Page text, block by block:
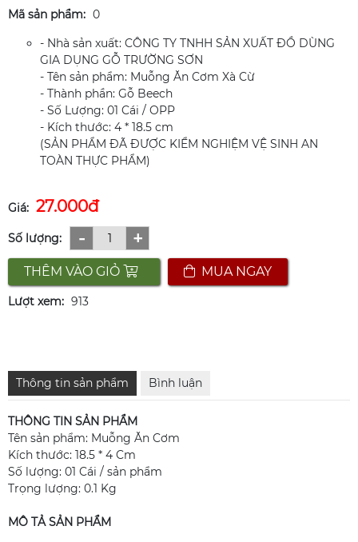
Mã sản phẩm: 0
- Nhà sản xuất: CÔNG TY TNHH SẢN XUẤT ĐỒ DÙNG
GIA DỤNG GỖ TRƯỜNG SƠN
- Tên sản phẩm: Muỗng Ăn Cơm Xà Cừ
- Thành phần: Gỗ Beech
- Số Lượng: 01 Cái / OPP
- Kích thước: 4 * 18.5 cm
(SẢN PHẨM ĐÃ ĐƯỢC KIỂM NGHIỆM VỆ SINH AN
TOÀN THỰC PHẨM)
Giá: 27.000đ
Số lượng: - +
THÊM VÀO GIỎ MUA NGAY
Lượt xem: 913
Thông tin sản phẩm Bình luận
THÔNG TIN SẢN PHẨM
Tên sản phẩm: Muỗng Ăn Cơm
Kích thước: 18.5 * 4 Cm
Số lượng: 01 Cái / sản phẩm
Trọng lượng: 0.1 Kg
MÔ TẢ SẢN PHẨM